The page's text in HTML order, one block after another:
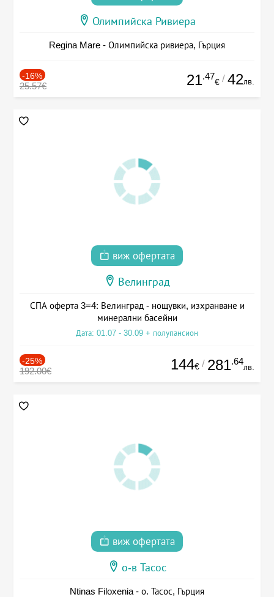
Олимпийска Ривиера
Regina Mare - Олимпийска ривиера, Гърция
-16%
25.57€ 21.47
€ / 42лв.
виж офертата
Велинград
СПА оферта 3=4: Велинград - нощувки, изхранване и
минерални басейни
Дата: 01.07 - 30.09 + полупансион
-25%
192.00€ 144€ / 281.64
лв.
виж офертата
о-в Тасос
Ntinas Filoxenia - о. Тасос, Гърция